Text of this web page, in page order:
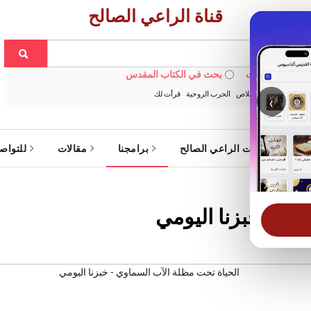
‹
قناة الراعي الصالح
في الويبسايت بحث في الكتاب المقدس
خبزنا اليومي الخلاص الحرب الروحية قرأت لك
خدمات الراعي الصالح برامجنا مقالات
- خبزنا اليومي